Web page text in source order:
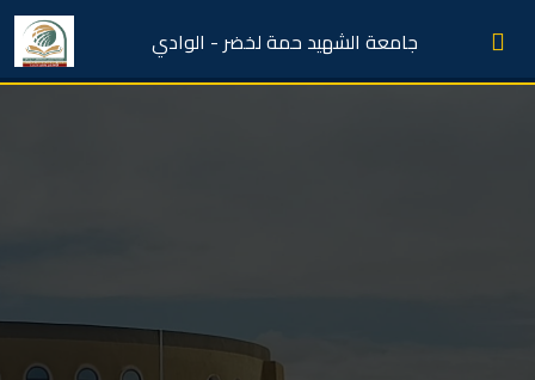
جامعة الشهيد حمة لخضر - الوادي